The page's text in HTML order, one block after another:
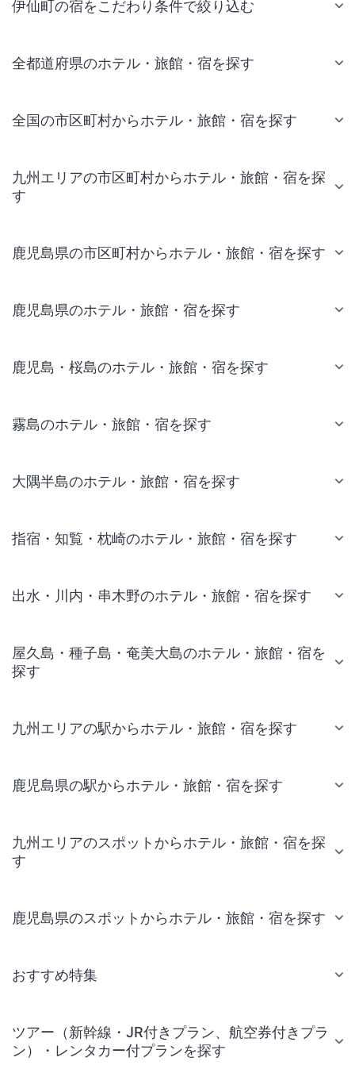
伊仙町の宿をこだわり条件で絞り込む
全都道府県のホテル・旅館・宿を探す
全国の市区町村からホテル・旅館・宿を探す
九州エリアの市区町村からホテル・旅館・宿を探
す
鹿児島県の市区町村からホテル・旅館・宿を探す
鹿児島県のホテル・旅館・宿を探す
鹿児島・桜島のホテル・旅館・宿を探す
霧島のホテル・旅館・宿を探す
大隅半島のホテル・旅館・宿を探す
指宿・知覧・枕崎のホテル・旅館・宿を探す
出水・川内・串木野のホテル・旅館・宿を探す
屋久島・種子島・奄美大島のホテル・旅館・宿を
探す
九州エリアの駅からホテル・旅館・宿を探す
鹿児島県の駅からホテル・旅館・宿を探す
九州エリアのスポットからホテル・旅館・宿を探
す
鹿児島県のスポットからホテル・旅館・宿を探す
おすすめ特集
ツアー（新幹線・JR付きプラン、航空券付きプラ
ン）・レンタカー付プランを探す